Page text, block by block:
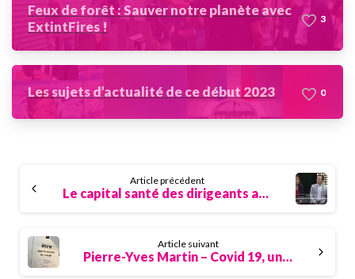
Feux de forêt : Sauver notre planète avec
ExtintFires !
3
Les sujets d’actualité de ce début 2023 0
Reading
Article précédent
Le capital santé des dirigeants avec Rezlaine Zaher
Article suivant
Pierre-Yves Martin – Covid 19, une révolution du travail et de l’organisation des entreprises